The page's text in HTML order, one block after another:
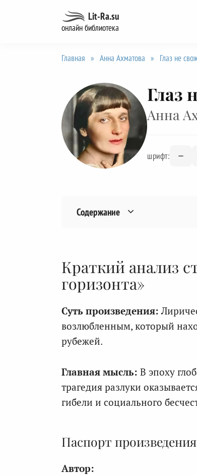
Lit-Ra.su
онлайн библиотека
Главная » Анна Ахматова » Глаз не
Глаз
Анна
шрифт:
Содержание
Краткий анализ
горизонта»
Суть произведения:
возлюбленным, который
рубежей.
Главная мысль: В эпоху
трагедия разлуки
гибели и социального
Паспорт произведения
Автор: